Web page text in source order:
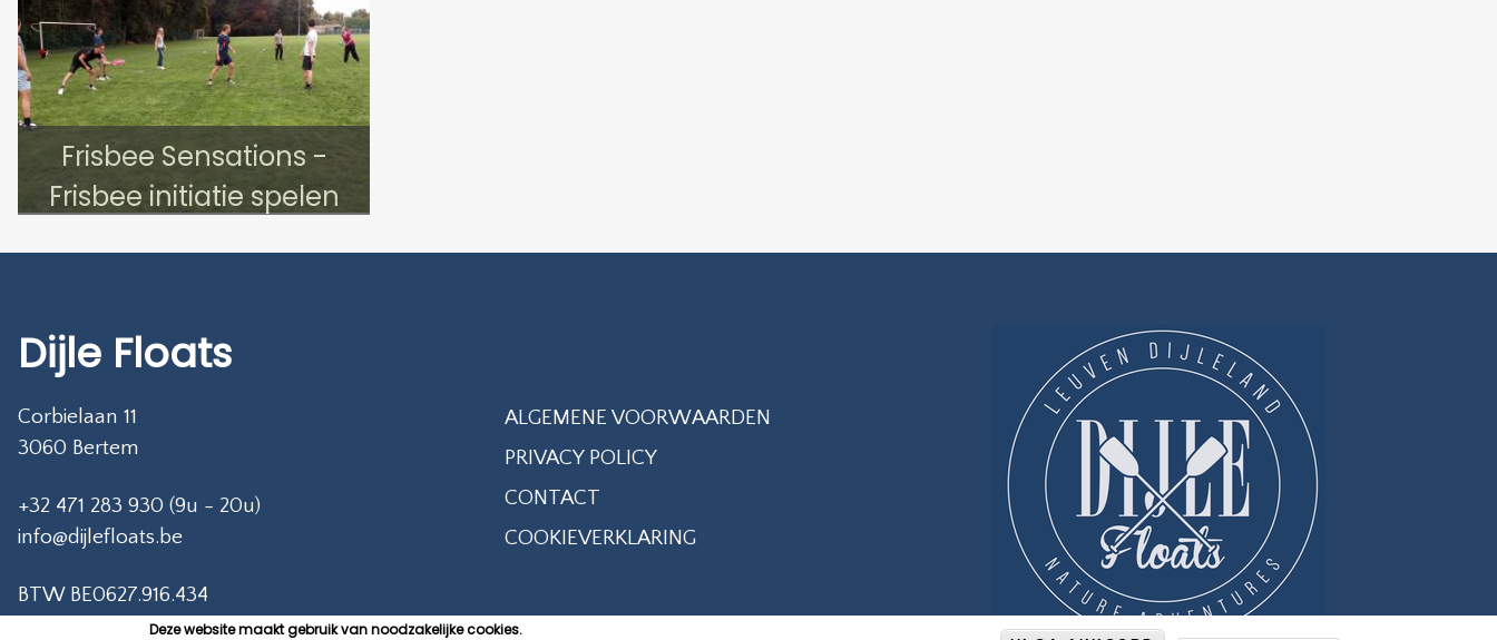
Frisbee Sensations -
Frisbee initiatie spelen
Dijle Floats
Corbielaan 11
3060 Bertem
+32 471 283 930 (9u - 20u)
info@dijlefloats.be
BTW BE0627.916.434
ALGEMENE VOORWAARDEN
PRIVACY POLICY
CONTACT
COOKIEVERKLARING
Deze website maakt gebruik van noodzakelijke cookies.